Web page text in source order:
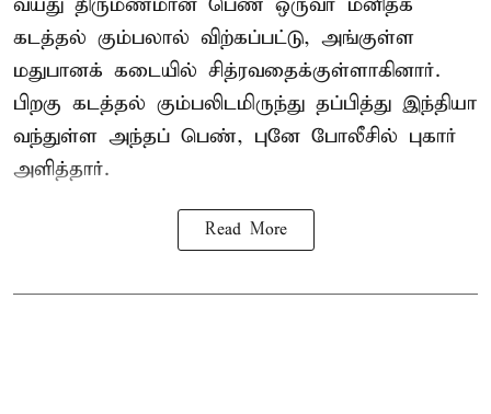
கடத்தல் கும்பலால் விற்கப்பட்டு, அங்குள்ள
மதுபானக் கடையில் சித்ரவதைக்குள்ளாகினார்.
பிறகு கடத்தல் கும்பலிடமிருந்து தப்பித்து இந்தியா
வந்துள்ள அந்தப் பெண், புனே போலீசில் புகார்
அளித்தார்.
Read More